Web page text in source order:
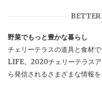
野菜でもっと豊かな暮らし
チェリーテラスの道具と食材
LIFE。2020チェリーテラス
ら発信されるさまざまな情報を